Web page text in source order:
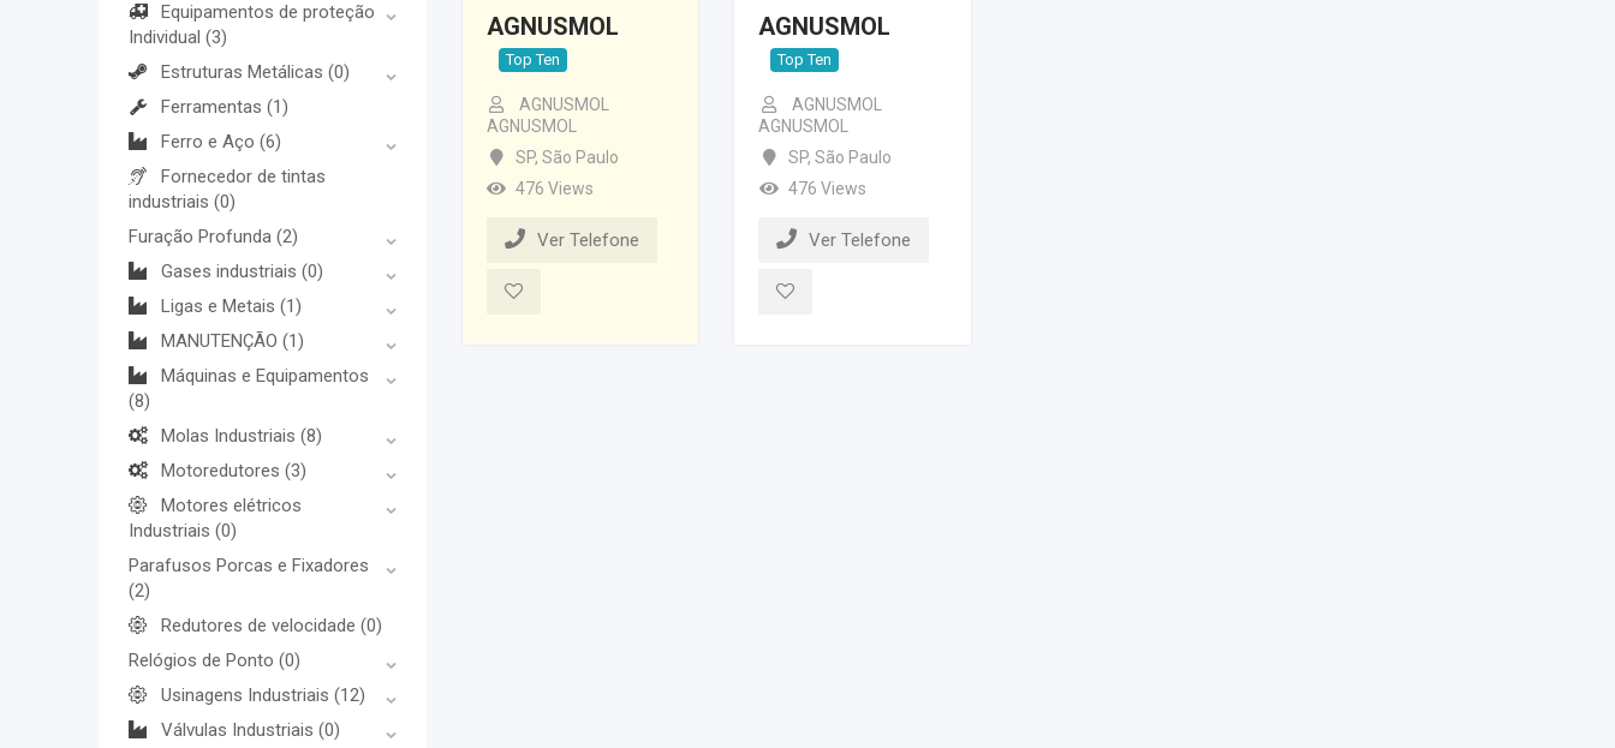
Equipamentos de proteção
Individual (3)
Estruturas Metálicas (0)
Ferramentas (1)
Ferro e Aço (6)
Fornecedor de tintas
industriais (0)
Furação Profunda (2)
Gases industriais (0)
Ligas e Metais (1)
MANUTENÇÃO (1)
Máquinas e Equipamentos
(8)
Molas Industriais (8)
Motoredutores (3)
Motores elétricos
Industriais (0)
Parafusos Porcas e Fixadores
(2)
Redutores de velocidade (0)
Relógios de Ponto (0)
Usinagens Industriais (12)
Válvulas Industriais (0)
AGNUSMOL
Top Ten
AGNUSMOL
AGNUSMOL
SP, São Paulo
476 Views
Ver Telefone
AGNUSMOL
Top Ten
AGNUSMOL
AGNUSMOL
SP, São Paulo
476 Views
Ver Telefone